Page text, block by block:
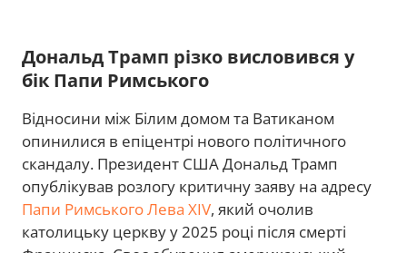
Дональд Трамп різко висловився у
бік Папи Римського
Відносини між Білим домом та Ватиканом
опинилися в епіцентрі нового політичного
скандалу. Президент США Дональд Трамп
опублікував розлогу критичну заяву на адресу
Папи Римського Лева XIV, який очолив
католицьку церкву у 2025 році після смерті